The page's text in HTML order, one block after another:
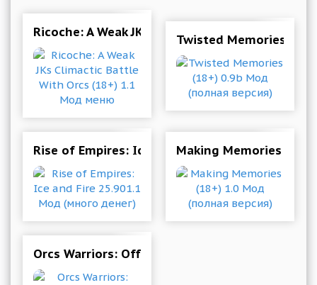
Ricoche: A Weak JKs Climactic Battle With
Twisted Memories
Rise of Empires: Ice and Fire 25.901.1 Мод
Making Memories
Orcs Warriors: Offline Tower Defense